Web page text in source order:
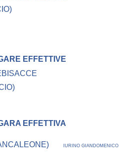
EFFETTIVE
EFFETTIVA
IURINO GIANDOMENICO